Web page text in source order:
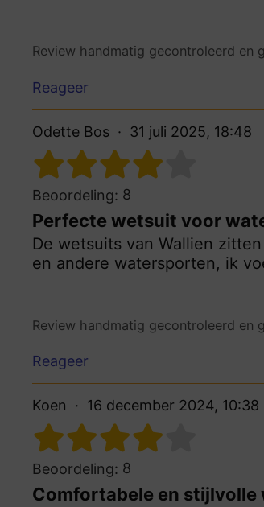
Review handmatig gecontroleerd en
Reageer
Odette Bos 31 juli 2025, 18:48
Beoordeling: 8
Perfecte wetsuit voor
De wetsuits van Wallien
en andere watersporten, ik
Review handmatig gecontroleerd en
Reageer
Koen 16 december 2024, 10:38
Beoordeling: 8
Comfortabele en stijlvolle